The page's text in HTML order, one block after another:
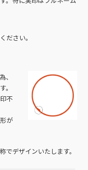
ださい。
、
。
不
が
デザインいたします。